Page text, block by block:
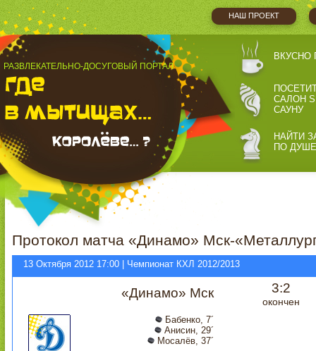
НАШ ПРОЕКТ
РАЗВЛЕКАТЕЛЬНО-ДОСУГОВЫЙ ПОРТАЛ
ВКУСНО
САЛОН
САУНУ
НАЙТИ
ПО ДУШЕ
Протокол матча «Динамо» Мск-
13 Октября 2012 17:00 | Чемпионат КХЛ 2012/2013
«Динамо» Мск 3:2
окончен
Бабенко, 7´
Анисин, 29´
Мосалёв, 37´